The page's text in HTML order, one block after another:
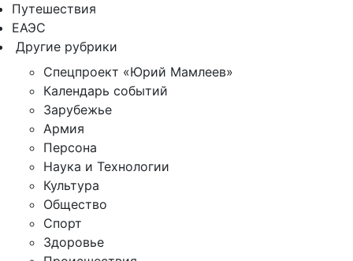
Путешествия
ЕАЭС
Другие рубрики
Спецпроект «Юрий Мамлеев»
Календарь событий
Зарубежье
Армия
Персона
Наука и Технологии
Культура
Общество
Спорт
Здоровье